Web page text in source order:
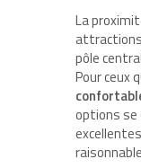
La
pôle
Pour ceux
options se
excellentes